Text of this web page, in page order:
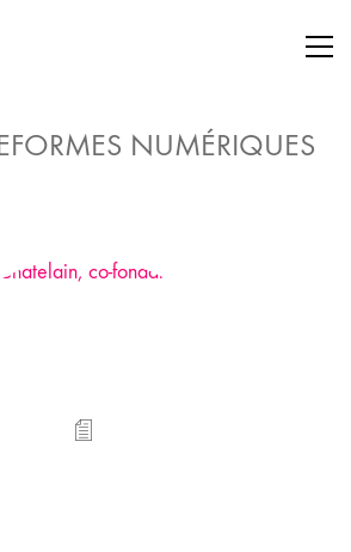
NUMÉRIQUES